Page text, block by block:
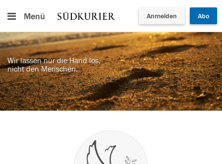
Menü Anmelden Abo
Wir lassen nur die Hand los,
nicht den Menschen.